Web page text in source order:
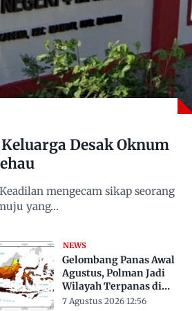
Desak Oknum
mengecam sikap seorang
yang…
NEWS
Gelombang Panas Awal
Agustus, Polman Jadi
Wilayah Terpanas di
Sulbar Suhu Lebih Dari 33
7 Agustus 2026 12:56